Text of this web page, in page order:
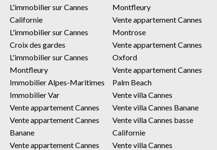
L'immobilier sur Cannes
Californie
L'immobilier sur Cannes
Croix des gardes
L'immobilier sur Cannes
Montfleury
Immobilier Alpes-Maritimes
Immobilier Var
Vente appartement Cannes
Vente appartement Cannes
Banane
Vente appartement Cannes
Montfleury
Vente appartement Cannes
Montrose
Vente appartement Cannes
Oxford
Vente appartement Cannes
Palm Beach
Vente villa Cannes
Vente villa Cannes Banane
Vente villa Cannes basse
Californie
Vente villa Cannes